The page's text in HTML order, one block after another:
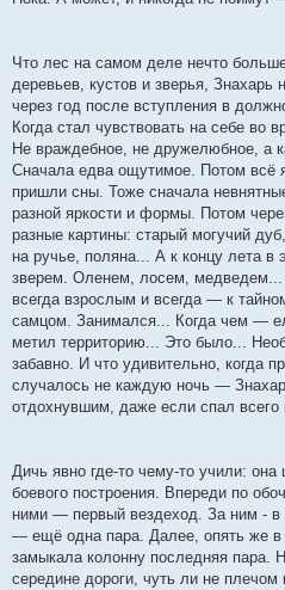
Что лес на самом деле нечто
деревьев, кустов и зверья,
через год после вступления в
Когда стал чувствовать на себе во
Не враждебное, не дружелюбное, а
Сначала едва ощутимое. Потом всё
пришли сны. Тоже сначала
разной яркости и формы. Потом
разные картины: старый могучий
на ручье, поляна... А к концу лета
зверем. Оленем, лосем, медведем...
всегда взрослым и всегда — к
самцом. Занимался... Когда чем —
метил территорию... Это было...
забавно. И что удивительно, когда
случалось не каждую ночь —
отдохнувшим, даже если спал всего
Дичь явно где-то чему-то учили:
боевого построения. Впереди по
ними — первый вездеход. За ним - в
— ещё одна пара. Далее, опять же в
замыкала колонну последняя пара.
середине дороги, чуть ли не плечом